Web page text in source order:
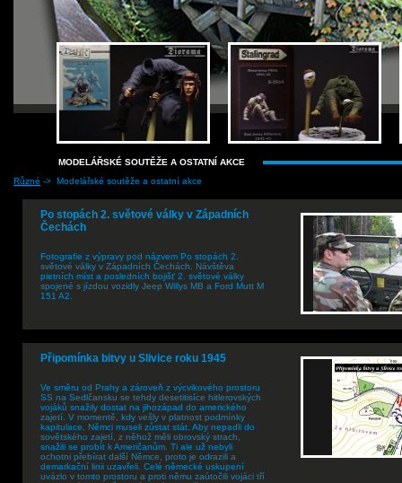
MODELÁŘSKÉ SOUTĚŽE A OSTATNÍ AKCE
Různé -> Modelářské soutěže a ostatní akce
Po stopách 2. světové války v Západních
Čechách
Fotografie z výpravy pod názvem Po stopách 2.
světové války v Západních Čechách. Návštěva
pietních míst a posledních bojišť 2. světové války
spojené s jízdou vozidly Jeep Willys MB a Ford Mutt M
151 A2.
Připomínka bitvy u Slivice roku 1945
Ve směru od Prahy a zároveň z výcvikového prostoru
SS na Sedlčansku se tehdy desetitisíce hitlerovských
vojáků snažily dostat na jihozápad do amerického
zajetí. V momentě, kdy vešly v platnost podmínky
kapitulace, Němci museli zůstat stát. Aby nepadli do
sovětského zajetí, z něhož měli obrovský strach,
snažili se probít k Američanům. Ti ale už nebyli
ochotni přebírat další Němce, proto je odrazili a
demarkační linii uzavřeli. Celé německé uskupení
uvázlo v tomto prostoru a proti němu zaútočili vojáci tří